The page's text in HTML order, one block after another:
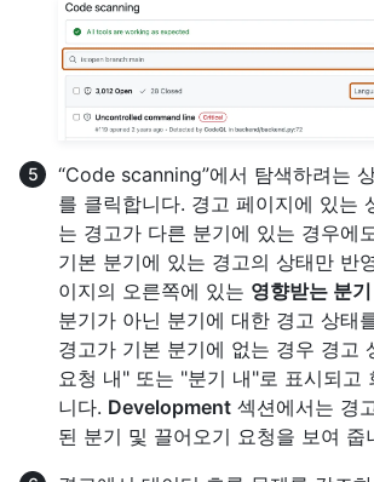
“Code scanning”에서 탐색하려는
를 클릭합니다. 경고 페이지에 있는
는 경고가 다른 분기에 있는 경우에
기본 분기에 있는 경고의 상태만 반
이지의 오른쪽에 있는 영향받는 분기
분기가 아닌 분기에 대한 경고 상태
경고가 기본 분기에 없는 경우 경고
요청 내" 또는 "분기 내"로 표시되고
니다. Development 섹션에서는 경
된 분기 및 끌어오기 요청을 보여 줍